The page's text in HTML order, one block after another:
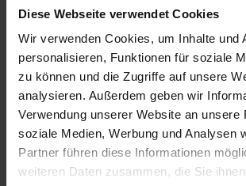
Diese Webseite verwendet Cookies
Wir verwenden Cookies, um Inhalte und
personalisieren, Funktionen für soziale
zu können und die Zugriffe auf unsere
analysieren. Außerdem geben wir
Verwendung unserer Website an unsere
soziale Medien, Werbung und Analysen
Partner führen diese Informationen
weiteren Daten zusammen, die Sie
Ernstfall Nachhaltige Geldanlage:
{page:WordSection1;}
Tags: #Behinderung
#Golf #Special
Region:
Curau Schleswig-
InfoSheet